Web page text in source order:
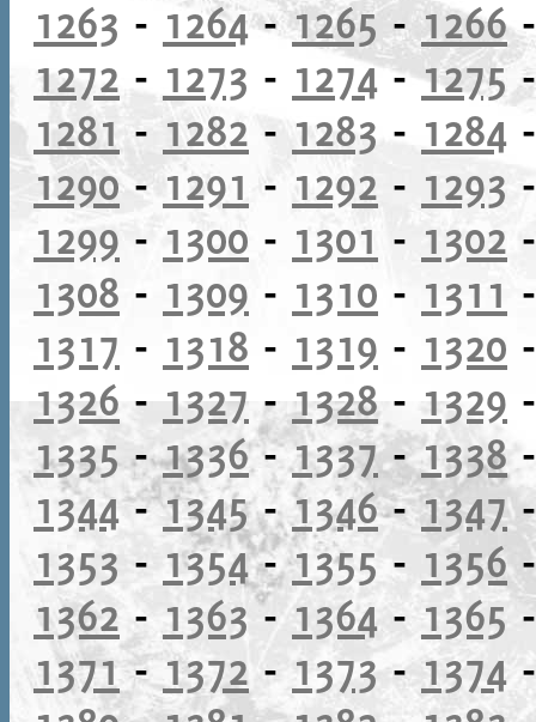
1263 - 1264-1265- 1266
1272 - 1273 - 1274-1275
1281 - 1282 - 1283 - 1284
1290- 1291 - 1292 - 1293
1299 - 1300 - 1301 - 1302
1308 - 1309 - 1310 - 1311
1317 - 1318 - 1319 - 1320
1326 - 1327 -1328- 1329
1335-1336-1337-1338
1344-1345-1346-1347
1353 - 1354-1355 - 1356
1362 - 1363- 1364-1365
1371-1372 - 1373-1374